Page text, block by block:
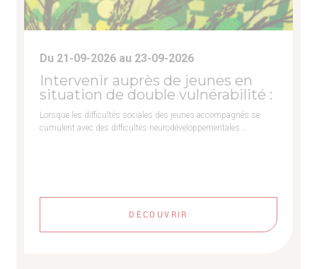
Du 21-09-2026 au 23-09-2026
Intervenir auprès de jeunes en
situation de double vulnérabilité :
Lorsque les difficultés sociales des jeunes accompagnés se
cumulent avec des difficultés neurodéveloppementales …
DÉCOUVRIR